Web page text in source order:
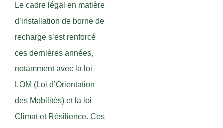
Le cadre légal en matière
d’installation de borne de
recharge s’est renforcé
ces dernières années,
notamment avec la loi
LOM (Loi d’Orientation
des Mobilités) et la loi
Climat et Résilience. Ces